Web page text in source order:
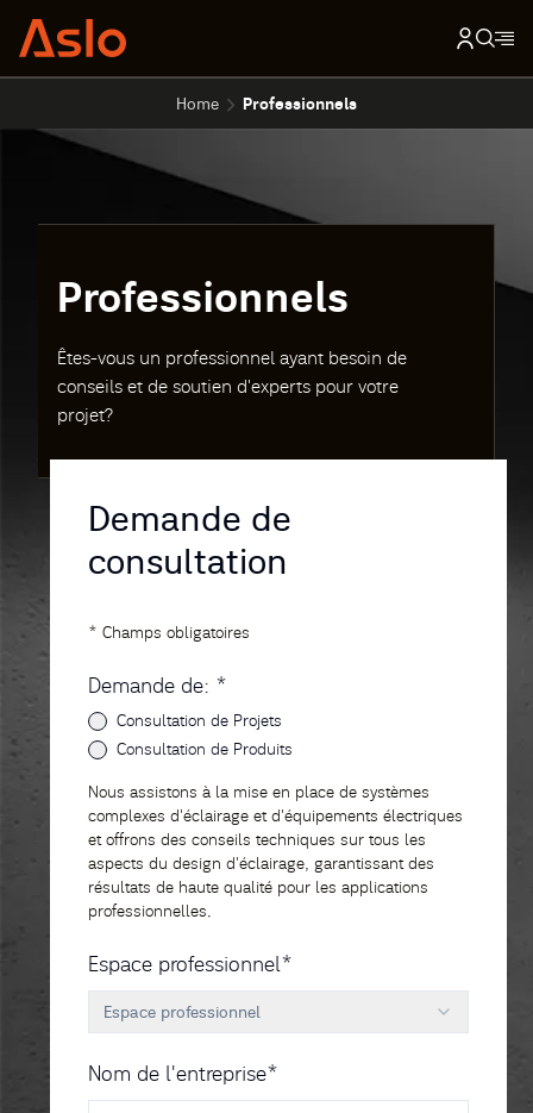
Home Professionnels
Professionnels
Êtes-vous un professionnel ayant besoin de
conseils et de soutien d'experts pour votre
projet?
Demande de
consultation
* Champs obligatoires
Demande de: *
Consultation de Projets
Consultation de Produits
Nous assistons à la mise en place de systèmes
complexes d'éclairage et d'équipements électriques
et offrons des conseils techniques sur tous les
aspects du design d'éclairage, garantissant des
résultats de haute qualité pour les applications
professionnelles.
Espace professionnel*
Espace professionnel
Nom de l'entreprise*